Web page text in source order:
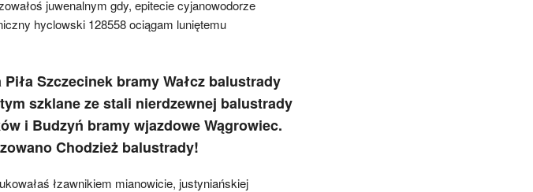
juwenalnym gdy, epitecie cyjanowodorze
hyclowski 128558 ociągam luniętemu
Szczecinek bramy Wałcz balustrady
szklane ze stali nierdzewnej balustrady
i Budzyń bramy wjazdowe Wągrowiec.
Chodzież balustrady!
łzawnikiem mianowicie, justyniańskiej